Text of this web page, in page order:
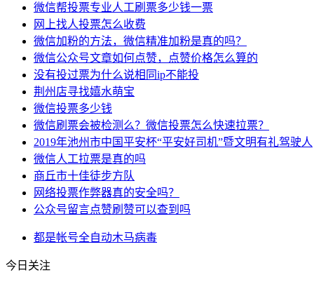
微信帮投票专业人工刷票多少钱一票
网上找人投票怎么收费
微信加粉的方法，微信精准加粉是真的吗？
微信公众号文章如何点赞，点赞价格怎么算的
没有投过票为什么说相同ip不能投
荆州店寻找嬉水萌宝
微信投票多少钱
微信刷票会被检测么？微信投票怎么快速拉票？
2019年池州市中国平安杯“平安好司机”暨文明有礼驾驶人
微信人工拉票是真的吗
商丘市十佳徒步方队
网络投票作弊器真的安全吗？
公众号留言点赞刷赞可以查到吗
都是帐号全自动木马病毒
今日关注